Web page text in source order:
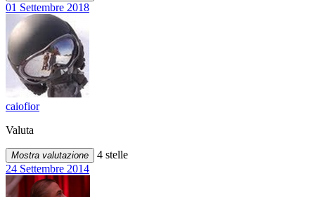
01 Settembre 2018
caiofior
Valuta
Mostra valutazione
4 stelle
24 Settembre 2014